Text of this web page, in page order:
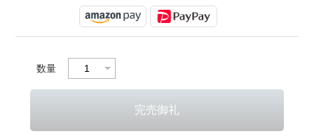
数量